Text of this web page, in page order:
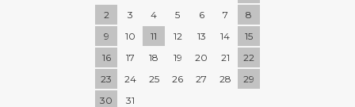
2
3 4 5 6 7
8
9
10 11 12 13 14
15
16
17 18 19 20 21
22
23
24 25 26 27 28
29
30
31